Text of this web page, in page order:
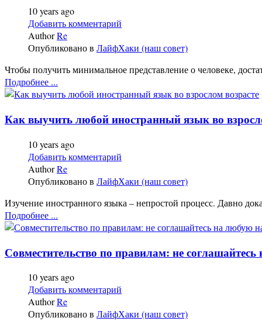
10 years ago
Добавить комментарий
AuthorRe
Опубликовано в ЛайфХаки (наш совет)
Чтобы получить минимальное представление о человеке,
Подробнее ...
Как выучить любой иностранный язык во
10 years ago
Добавить комментарий
AuthorRe
Опубликовано в ЛайфХаки (наш совет)
Изучение иностранного языка – непростой процесс. Давно
Подробнее ...
Совместительство по правилам: не
10 years ago
Добавить комментарий
AuthorRe
Опубликовано в ЛайфХаки (наш совет)